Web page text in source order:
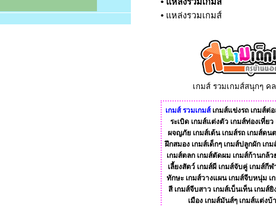
• แหล่งรวมเกมส์
เกมส์ รวมเกมส์สนุกๆ ค
เกมส์ รวมเกมส์ เกมส์แข่งรถ เกมส์ต่อ
ระเบิด เกมส์แต่งตัว เกมส์ท่องเที่ยว
ผจญภัย เกมส์เต้น เกมส์รถ เกมส์ดน
ฝึกสมอง เกมส์เด็กๆ เกมส์ปลูกผัก เก
เกมส์ตลก เกมส์ตัดผม เกมส์ก้านกล้ว
เลี้ยงสัตว์ เกมส์ผี เกมส์จับคู่ เกมส์กีฬ
ทักษะ เกมส์วางแผน เกมส์จีบหนุ่ม เ
สี เกมส์จีบสาว เกมส์เบ็นเท็น เกมส์ยิ
เมือง เกมส์มันส์ๆ เกมส์แต่งบ้